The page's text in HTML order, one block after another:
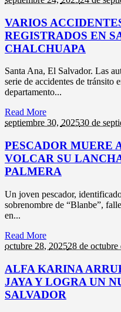
VARIOS
REGISTRADOS EN
CHALCHUAPA
Santa Ana, El Salvador. Las
serie de accidentes de tránsito
departamento...
Read More
septiembre 30, 202530 de
PESCADOR MUERE
VOLCAR SU
PALMERA
Un joven pescador,
sobrenombre de “Blanbe”,
en...
Read More
octubre 28, 202528 de octubre
ALFA KARINA
JAYA Y LOGRA UN
SALVADOR